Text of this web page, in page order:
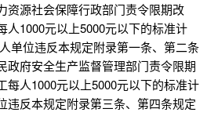
资源社会保障行政部门责令限期改
人1000元以上5000元以下的标准计
位违反本规定附录第一条、第二条
政府安全生产监督管理部门责令限期
每人1000元以上5000元以下的标准计
违反本规定附录第三条、第四条规定